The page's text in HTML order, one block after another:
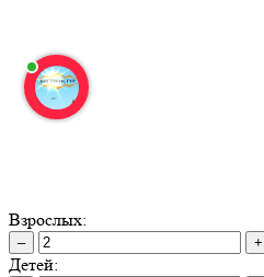
Взрослых:
– +
Детей: